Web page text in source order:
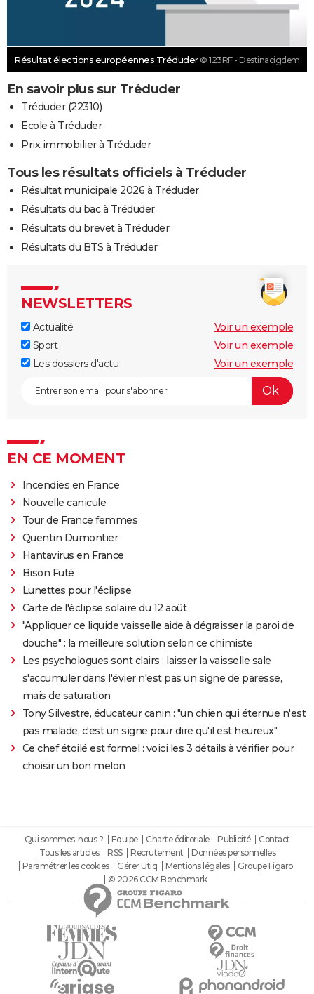
Résultat élections européennes Tréduder © 123RF - Destinacigdem
En savoir plus sur Tréduder
Tréduder (22310)
Ecole à Tréduder
Prix immobilier à Tréduder
Tous les résultats officiels à Tréduder
Résultat municipale 2026 à Tréduder
Résultats du bac à Tréduder
Résultats du brevet à Tréduder
Résultats du BTS à Tréduder
NEWSLETTERS
Actualité
Voir un exemple
Sport
Voir un exemple
Les dossiers d'actu
Voir un exemple
EN CE MOMENT
Incendies en France
Nouvelle canicule
Tour de France femmes
Quentin Dumontier
Hantavirus en France
Bison Futé
Lunettes pour l'éclipse
Carte de l'éclipse solaire du 12 août
"Appliquer ce liquide vaisselle aide à dégraisser la paroi de
douche" : la meilleure solution selon ce chimiste
Les psychologues sont clairs : laisser la vaisselle sale
s'accumuler dans l'évier n'est pas un signe de paresse,
mais de saturation
Tony Silvestre, éducateur canin : "un chien qui éternue n'est
pas malade, c'est un signe pour dire qu'il est heureux"
Ce chef étoilé est formel : voici les 3 détails à vérifier pour
choisir un bon melon
Qui sommes-nous ? Equipe Charte éditoriale Publicité
Contact
Tous les articles
RSS Recrutement
Données personnelles
Paramétrer les cookies
Gérer Utiq Mentions légales
Groupe Figaro
© 2026 CCM Benchmark